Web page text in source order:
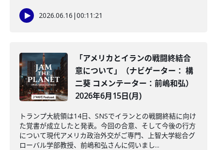
2026.06.16 |00:11:21
「アメリカとイランの戦闘終結合
意について」（ナビゲーター： 構
二葵 コメンテーター：前嶋和弘）
2026年6月15日(月)
トランプ大統領は14日、SNSでイランとの戦闘終結に向け
た覚書が成立したと発表。今回の合意、そして今後の行方
について現代アメリカ政治外交がご専門、上智大学総合グ
ローバル学部教授、前嶋和弘さんに伺いまし...